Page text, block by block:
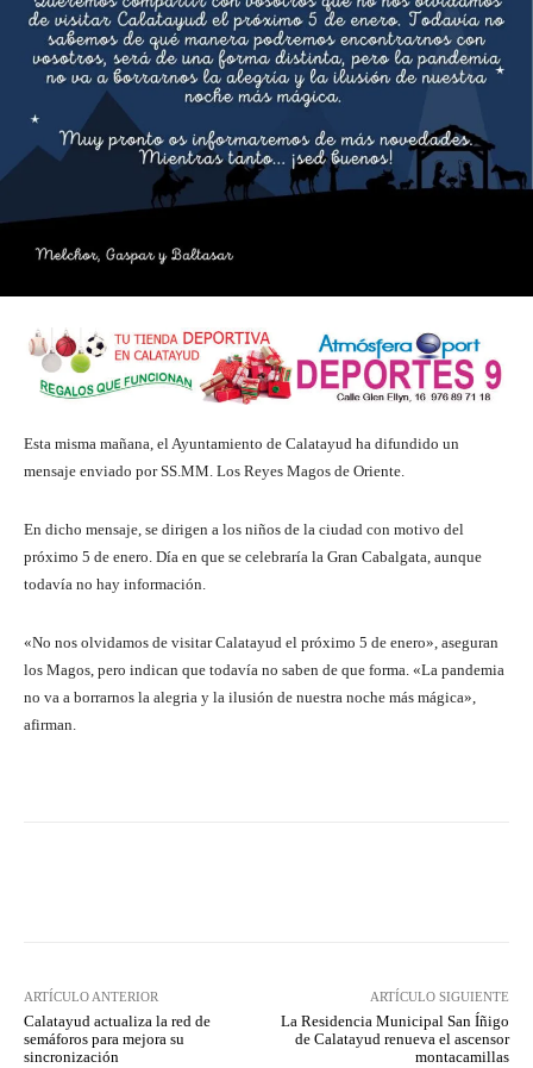
Esta misma mañana, el Ayuntamiento de Calatayud ha difundido un
mensaje enviado por SS.MM. Los Reyes Magos de Oriente.
En dicho mensaje, se dirigen a los niños de la ciudad con motivo del
próximo 5 de enero. Día en que se celebraría la Gran Cabalgata, aunque
todavía no hay información.
«No nos olvidamos de visitar Calatayud el próximo 5 de enero», aseguran
los Magos, pero indican que todavía no saben de que forma. «La pandemia
no va a borrarnos la alegria y la ilusión de nuestra noche más mágica»,
afirman.
ARTÍCULO ANTERIOR
Calatayud actualiza la red de
semáforos para mejora su
sincronización
ARTÍCULO SIGUIENTE
La Residencia Municipal San Íñigo
de Calatayud renueva el ascensor
montacamillas